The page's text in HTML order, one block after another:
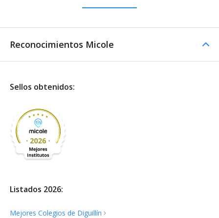
Reconocimientos Micole
Sellos obtenidos:
Listados 2026:
Mejores Colegios de Diguillín